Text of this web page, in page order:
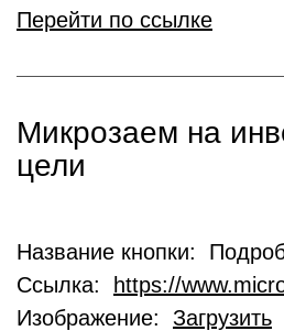
Перейти по ссылке
Микрозаем на
цели
Название кнопки:
Ссылка:
https://
Изображение: Загрузить